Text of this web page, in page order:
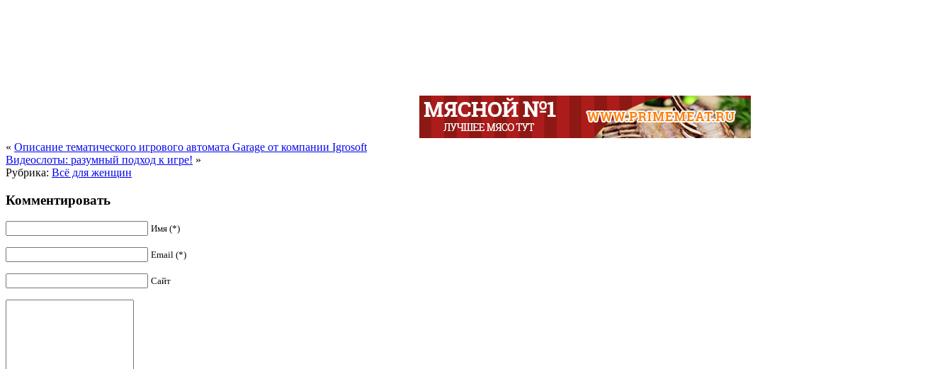
« Описание тематического игрового автомата Garage от компании Igrosoft
Видеослоты: разумный подход к игре! »
Рубрика: Всё для женщин
Комментировать
Имя (*)
Email (*)
Сайт